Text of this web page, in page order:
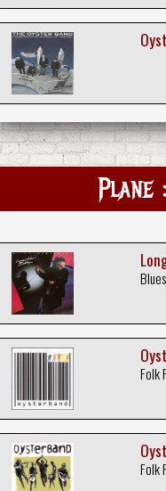
Plane
Folk
Folk